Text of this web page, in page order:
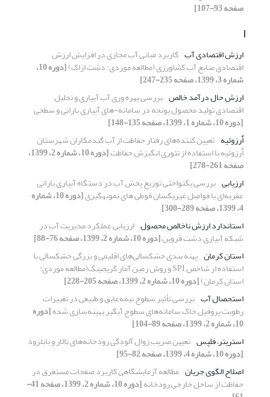
صفحه 93-107]
ا
ارزش اقتصادی آب کاربرد مبانی آب مجازی در افزایش ارزش
اقتصادی منابع آب کشاورزی (مطالعه موردی: دشت اراک) [دوره 10،
شماره 3، 1399، صفحه 235-247]
ارزش حال درآمد خالص بررسی بهره وری آب آبیاری و تحلیل
اقتصادی تولید محصول یونجه در سامانه-های آبیاری بارانی و سطحی
[دوره 10، شماره 1، 1399، صفحه 135-148]
اٌرزوئیه تعیین کننده‌های رفتار حفاظت از آب گندم‏کاران شهرستان
اٌرزوئیه با استفاده از تئوری انگیزش حفاظت [دوره 10، شماره 2، 1399،
صفحه 261-278]
ارزیابی بررسی یکنواختی توزیع پخش آب در دستگاه آبیاری بارانی
عقربه‌ای با فواصل غیریکسان قوطی های نمونه‏گیری [دوره 10، شماره
4، 1399، صفحه 289-300]
استاندارد ارزش ناخالص محصول ارزیابی عملکرد مدیریت آب در
شبکه آبیاری دشت قزوین[دوره 10، شماره 2، 1399، صفحه 76-88]
استان کرمان پهنه بندی خشکسالی‌های اقلیمی و بزرگی خشکسالی با
استفاده از شاخص SPI و روش زمین آمار کریجینگ(مطالعه موردی:
استان کرمان)[دوره 10، شماره 2، 1399، صفحه 205-228]
استحصال آب بررسی تأثیر سطوح نیمه‌عایق و طبیعی در تغییرات
رطوبت پروفیل خاک سامانه‌های سطوح آبگیر بهینه‌سازی شده[دوره
10، شماره 2، 1399، صفحه 89-104]
استریتر– فلپس تعیین ضریب زوال آلودگی رودخانه‌های تالار و بابلرود
[دوره 10، شماره 4، 1399، صفحه 82-95]
اصلاح الگوی جریان مطالعه آزمایشگاهی کاربرد صفحات مستغرق در
حفاظت از ساحل خارجی رودخانه [دوره 10، شماره 2، 1399، صفحه 41-